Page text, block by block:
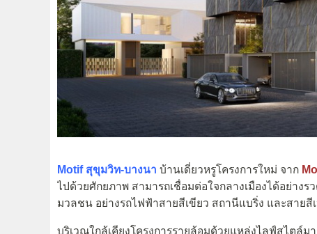
Motif สุขุมวิท-บางนา บ้านเดี่ยวหรูโครงการใหม่ จาก
ไปด้วยศักยภาพ สามารถเชื่อมต่อใจกลางเมืองได้อย่างรว
มวลชน อย่างรถไฟฟ้าสายสีเขียว สถานีแบริ่ง และสายสี
บริเวณใกล้เคียงโครงการรายล้อมด้วยแหล่งไลฟ์สไตล์